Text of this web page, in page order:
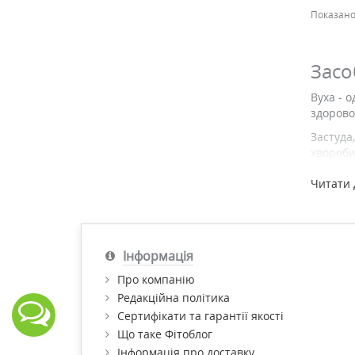
Вуха -
після
Вуха
Читати
Інформація
Про компанію
Редакційна політика
Сертифікати та гарантії якості
Що таке Фітоблог